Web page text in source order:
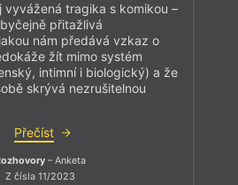
vyvážená tragika s komikou –
přitažlivá
nám předává vzkaz o
žít mimo systém
intimní i biologický) a že
skrývá nezrušitelnou
Přečíst
– Anketa
Z čísla 11/2023